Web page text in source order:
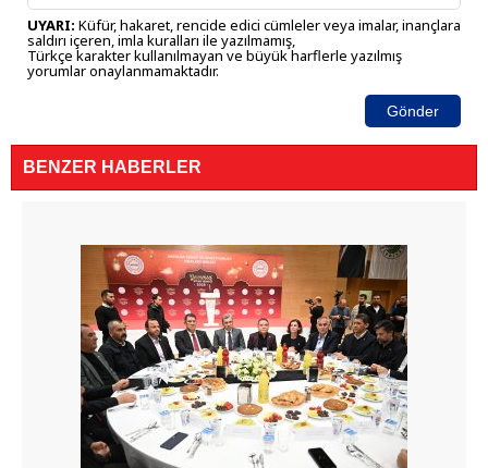
UYARI: Küfür, hakaret, rencide edici cümleler veya imalar, inançlara
saldırı içeren, imla kuralları ile yazılmamış,
Türkçe karakter kullanılmayan ve büyük harflerle yazılmış
yorumlar onaylanmamaktadır.
Gönder
BENZER HABERLER